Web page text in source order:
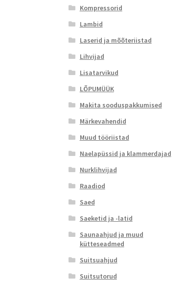
Kompressorid
Lambid
Laserid ja mõõteriistad
Lihvijad
Lisatarvikud
LÕPUMÜÜK
Makita sooduspakkumised
Märkevahendid
Muud tööriistad
Naelapüssid ja klammerdajad
Nurklihvijad
Raadiod
Saed
Saeketid ja -latid
Saunaahjud ja muud
kütteseadmed
Suitsuahjud
Suitsutorud